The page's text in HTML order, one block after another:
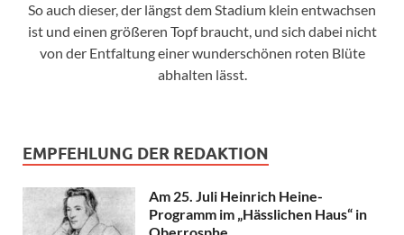
So auch dieser, der längst dem Stadium klein entwachsen
ist und einen größeren Topf braucht, und sich dabei nicht
von der Entfaltung einer wunderschönen roten Blüte
abhalten lässt.
EMPFEHLUNG DER REDAKTION
Am 25. Juli Heinrich Heine-
Programm im „Hässlichen Haus“ in